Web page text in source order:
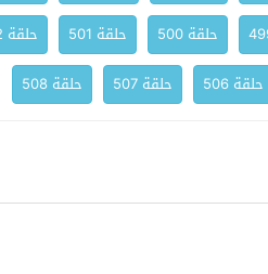
حلقة 500 حلقة 501 حلقة 502
حلقة 506 حلقة 507 حلقة 508